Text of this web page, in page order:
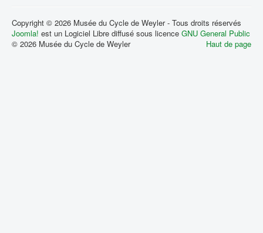
Copyright © 2026 Musée du Cycle de Weyler - Tous droits réservés
Joomla! est un Logiciel Libre diffusé sous licence GNU General Public
Haut de page
© 2026 Musée du Cycle de Weyler